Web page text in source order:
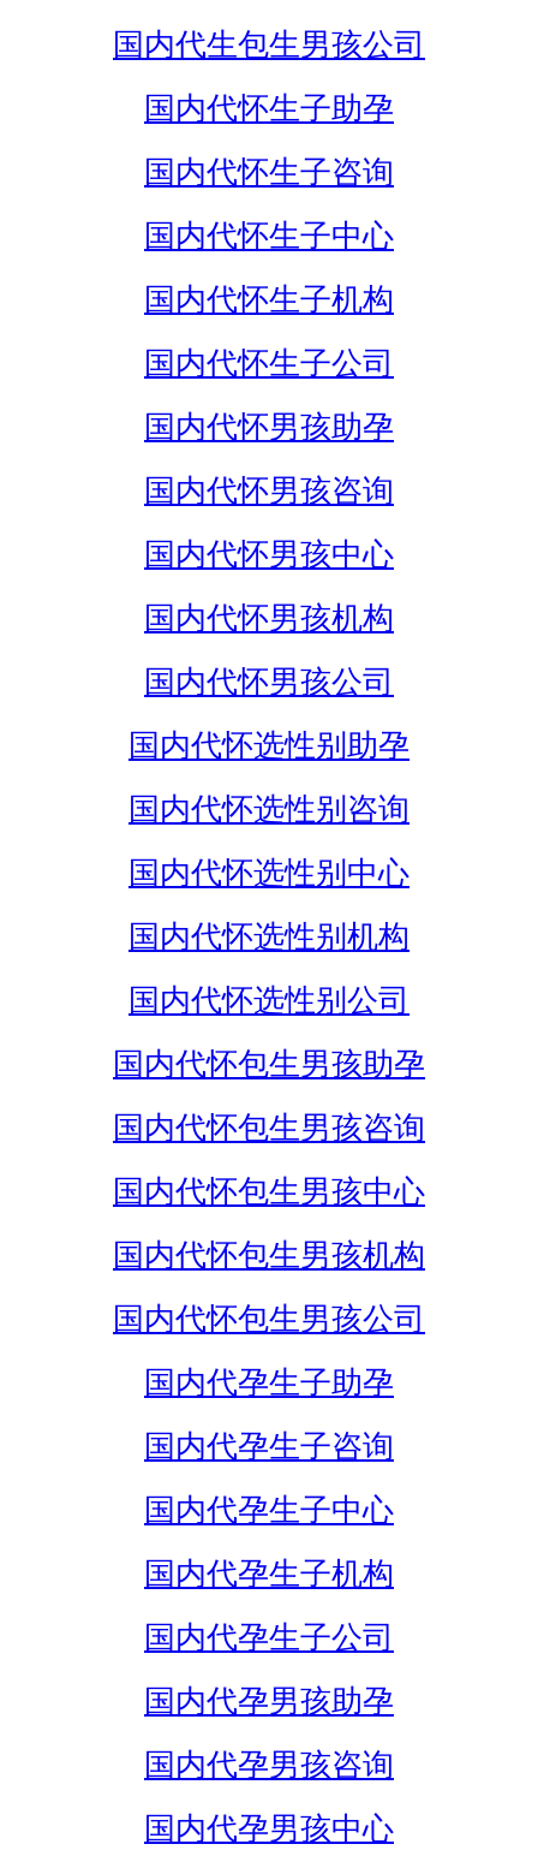
国内代生包生男孩公司
国内代怀生子助孕
国内代怀生子咨询
国内代怀生子中心
国内代怀生子机构
国内代怀生子公司
国内代怀男孩助孕
国内代怀男孩咨询
国内代怀男孩中心
国内代怀男孩机构
国内代怀男孩公司
国内代怀选性别助孕
国内代怀选性别咨询
国内代怀选性别中心
国内代怀选性别机构
国内代怀选性别公司
国内代怀包生男孩助孕
国内代怀包生男孩咨询
国内代怀包生男孩中心
国内代怀包生男孩机构
国内代怀包生男孩公司
国内代孕生子助孕
国内代孕生子咨询
国内代孕生子中心
国内代孕生子机构
国内代孕生子公司
国内代孕男孩助孕
国内代孕男孩咨询
国内代孕男孩中心